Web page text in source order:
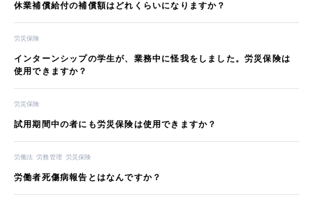
休業補償給付の補償額はどれくらいになりますか？
労災保険
インターンシップの学生が、業務中に怪我をしました。労災保険は
使用できますか？
労災保険
試用期間中の者にも労災保険は使用できますか？
労働法 労務管理 労災保険
労働者死傷病報告とはなんですか？